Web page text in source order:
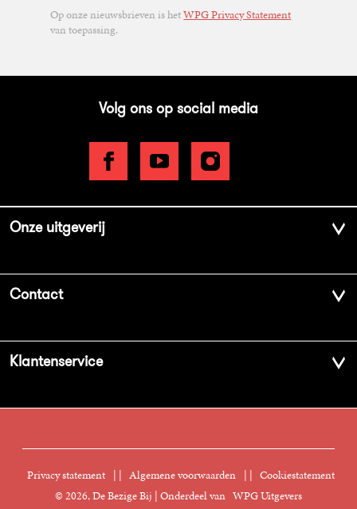
Op onze nieuwsbrieven is hetWPG Privacy Statement
van toepassing.
Volg ons op social media
Onze uitgeverij
Aanbiedingsbrochures
Vacatures
Nieuwsbrief
Contact
Manuscripten
Klantenservice
Klantenservice
Privacy statement | Algemene voorwaarden | Cookiestatement
© 2026, De Bezige Bij | Onderdeel van WPG Uitgevers